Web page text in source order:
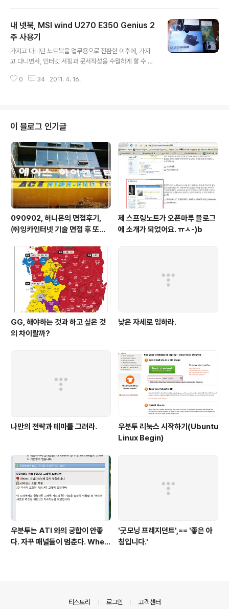
다가, '저장소 > 속성' 항목에서 눈에 띄는 녀석이 있었다.
호스트 I/O 캐시?왠지 이 녀석이, VirtualBox의 실행속도
를 떨어뜨리는 녀석이 아닐까라는 생각에 설정을 해제하고
실행했다. 실행시 심각한 장애를 발생할 수 있다는 '경고
창'을 띄웠지만, '하다가 안되면 지우면 되니까' 라는 생각
으로 계속 진행한다. 가상머신이 뜨는 것을 확인해보니, ..
내 넷북, MSI wind U270 E350 Genius 2
주 사용기
가지고 다니던 노트북을 업무용으로 전환한 이후에, 가지
고 다니면서, 인터넷 서핑과 문서작성을 수월하게 할 수 있
PU : CPU와 GPU가 합쳐짐) 자카테를 기반으로 하는 넷
것으로 알려져 있다. 조금 아깝기는 하지만, 별다른 불만없
이 사용하고 있으므로 별다른 욕심은 없다. 하드웨어 스펙
으로만 보면 저렴하게 구매했다고 생각한다. 제품 정보를
확인하는 다나와에서는 가격이 싸네 비싸네, 경쟁상대라고
할 수 있는 Intel u5700 CPU를 쓴 제품들과 비교를 하는
이들도 있다. 물론 ..
0 34 2011. 4. 16.
이 블로그 인기글
090902, 허니몬의 면접후기,
㈜잉카인터넷 기술 면접 후 또한
제 스프링노트가 오픈마루 블로그
에 소개가 되었어요. ㅠㅅ-)b
GG, 해야하는 것과 하고 싶은 것
의 차이랄까?
낮은 자세로 임하라.
나만의 전략과 테마를 그려라.
우분투 리눅스 시작하기(Ubuntu
Linux Begin)
우분투는 ATI 와의 궁합이 안좋
다. 자꾸 패널들이 멈춘다. When
'굿모닝 프레지던트',== '좋은 아
침입니다.'
티스토리 로그인 고객센터